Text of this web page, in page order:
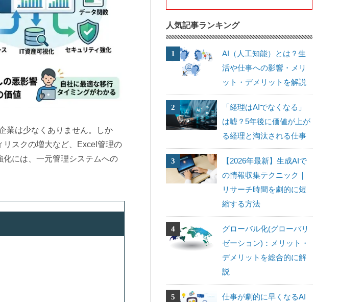
業は少なくありません。しか
リスクの増大など、Excel管理の
には、一元管理システムへの
人気記事ランキング
AI（人工知能）とは？生
活や仕事への影響・メリ
ット・デメリットを解説
「経理はAIでなくなる」
は嘘？5年後に価値が上が
る経理と淘汰される仕事
【2026年最新】生成AIで
の情報収集テクニック｜
リサーチ時間を劇的に短
縮する方法
グローバル化(グローバリ
ゼーション)：メリット・
デメリットを総合的に解
説
仕事が劇的に早くなるAI